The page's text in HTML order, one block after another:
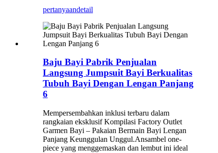
pertanyaandetail
Baju Bayi Pabrik Penjualan
Langsung Jumpsuit Bayi Berkualitas
Tubuh Bayi Dengan Lengan Panjang
6
Mempersembahkan inklusi terbaru dalam
rangkaian eksklusif Kompilasi Factory Outlet
Garmen Bayi – Pakaian Bermain Bayi Lengan
Panjang Keunggulan Unggul.Ansambel one-
piece yang menggemaskan dan lembut ini ideal